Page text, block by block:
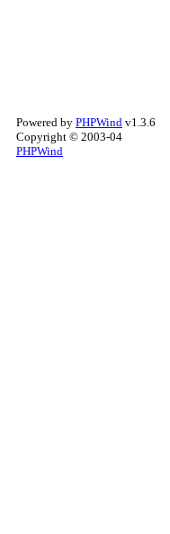
Powered by PHPWind v1.3.6
Copyright © 2003-04
PHPWind